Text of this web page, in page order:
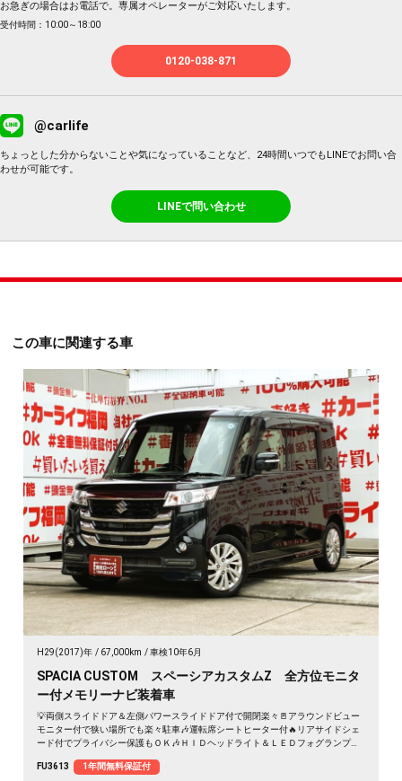
お急ぎの場合はお電話で。専属オペレーターがご対応いたします。
受付時間：10:00～18:00
0120-038-871
@carlife
ちょっとした分からないことや気になっていることなど、24時間いつでもLINEでお問い合
わせが可能です。
LINEで問い合わせ
この車に関連する車
H29(2017)年 67,000km 車検10年6月
SPACIA CUSTOM スペーシアカスタムZ 全方位モニタ
ー付メモリーナビ装着車
💡両側スライドドア＆左側パワースライドドア付で開閉楽々🚪アラウンドビュー
モニター付で狭い場所でも楽々駐車🎶運転席シートヒーター付🔥リアサイドシェ
ード付でプライバシー保護もＯＫ🎶ＨＩＤヘッドライト＆ＬＥＤフォグランプで
可能🎶地デジフルセグＴＶ内臓型📺ＪＣ０８モード燃費３０.６ｋｍ/Ｌの超低燃
FU3613 1年間無料保証付